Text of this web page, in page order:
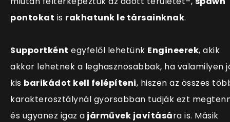
pontokat is rakhatunk le társainknak.
Supportként egyfelől lehetünk Engineerek, akik
akkor lehetnek a leghasznosabbak, ha valamilyen
kis barikádot kell felépíteni, hiszen az összes
karakterosztálynál gyorsabban tudják ezt
és ugyanez igaz a járművek javítására is. Másik